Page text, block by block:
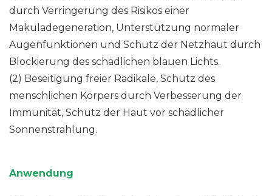
durch Verringerung des Risikos einer
Makuladegeneration, Unterstützung normaler
Augenfunktionen und Schutz der Netzhaut durch
Blockierung des schädlichen blauen Lichts.
(2) Beseitigung freier Radikale, Schutz des
menschlichen Körpers durch Verbesserung der
Immunität, Schutz der Haut vor schädlicher
Sonnenstrahlung.
Anwendung